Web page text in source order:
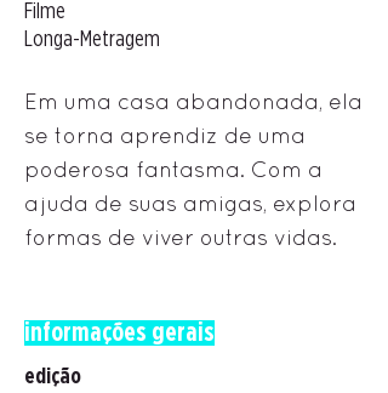
Filme
Longa-Metragem
Em uma casa abandonada, ela
se torna aprendiz de uma
poderosa fantasma. Com a
ajuda de suas amigas, explora
formas de viver outras vidas.
informações gerais
edição